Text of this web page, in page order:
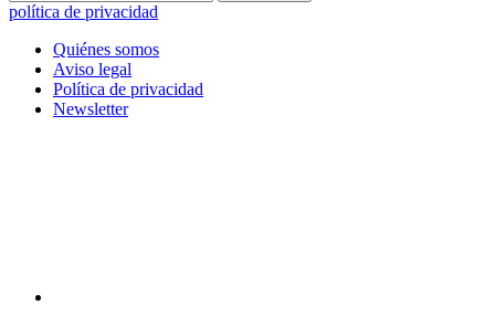
política de privacidad
Quiénes somos
Aviso legal
Política de privacidad
Newsletter